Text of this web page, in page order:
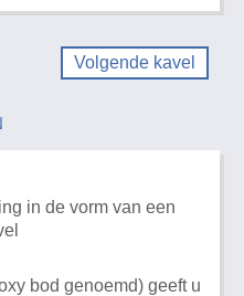
Volgende kavel
in de vorm van een
bod genoemd) geeft u